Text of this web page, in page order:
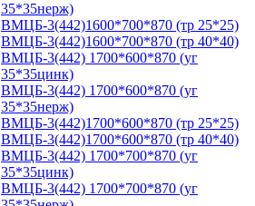
35*35нерж)
ВМЦБ-3(442)1600*700*870 (тр 25*25)
ВМЦБ-3(442)1600*700*870 (тр 40*40)
ВМЦБ-3(442) 1700*600*870 (уг
35*35цинк)
ВМЦБ-3(442) 1700*600*870 (уг
35*35нерж)
ВМЦБ-3(442)1700*600*870 (тр 25*25)
ВМЦБ-3(442)1700*600*870 (тр 40*40)
ВМЦБ-3(442) 1700*700*870 (уг
35*35цинк)
ВМЦБ-3(442) 1700*700*870 (уг